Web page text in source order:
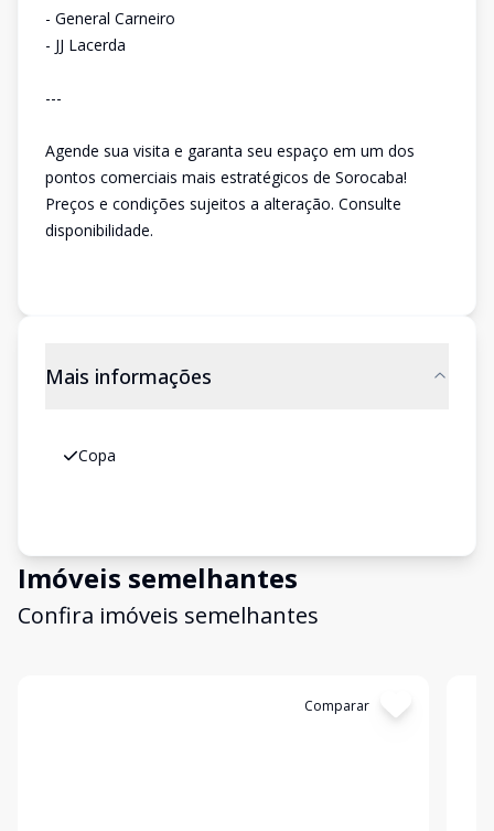
- General Carneiro
- JJ Lacerda
---
Agende sua visita e garanta seu espaço em um dos
pontos comerciais mais estratégicos de Sorocaba!
Preços e condições sujeitos a alteração. Consulte
disponibilidade.
Mais informações
Copa
Imóveis semelhantes
Confira imóveis semelhantes
Comparar